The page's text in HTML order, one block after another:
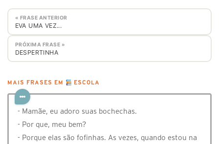
« FRASE ANTERIOR
EVA UMA VEZ...
PRÓXIMA FRASE »
DESPERTINHA
MAIS FRASES EM ESCOLA
- Mamãe, eu adoro suas bochechas.
- Por que, meu bem?
- Porque elas são fofinhas. As vezes, quando estou na